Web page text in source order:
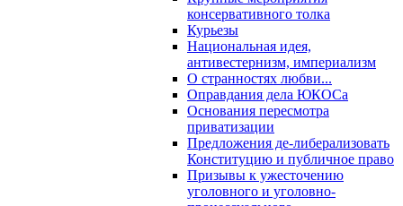
консервативного толка
Курьезы
Национальная идея,
антивестернизм, империализм
О странностях любви...
Оправдания дела ЮКОСа
Основания пересмотра
приватизации
Предложения де-либерализовать
Конституцию и публичное право
Призывы к ужесточению
уголовного и уголовно-